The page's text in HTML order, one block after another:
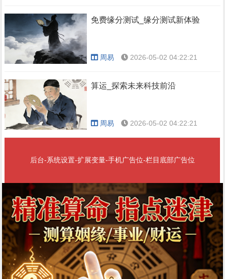
免费缘分测试_缘分测试新体验
周易 2026-05-02 04:22:21
算运_探索未来科技前沿
周易 2026-05-02 04:22:21
后台-系统设置-扩展变量-手机广告位-栏目底部广告位